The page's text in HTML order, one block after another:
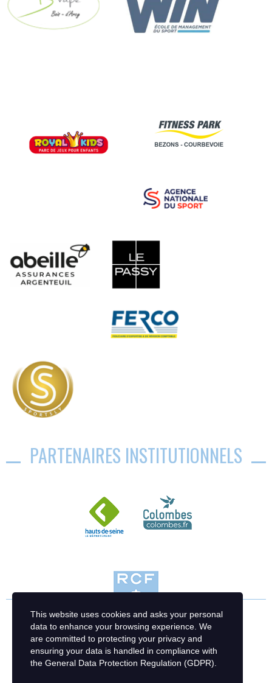
PARTENAIRES INSTITUTIONNELS
This website uses cookies and asks your personal
data to enhance your browsing experience. We
are committed to protecting your privacy and
ensuring your data is handled in compliance with
the General Data Protection Regulation (GDPR)